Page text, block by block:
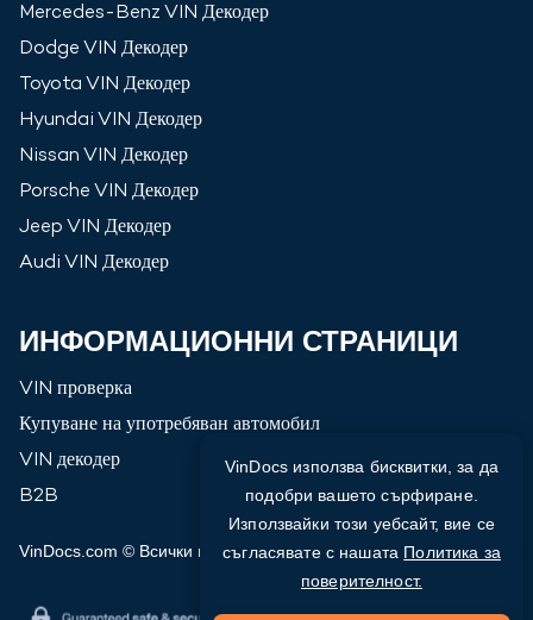
VinDocs използва бисквитки, за да
подобри вашето сърфиране.
Използвайки този уебсайт, вие се
съгласявате с нашата Политика за
поверителност.
Mercedes-Benz VIN Декодер
Dodge VIN Декодер
Toyota VIN Декодер
Hyundai VIN Декодер
Nissan VIN Декодер
Porsche VIN Декодер
Jeep VIN Декодер
Audi VIN Декодер
ИНФОРМАЦИОННИ СТРАНИЦИ
VIN проверка
Купуване на употребяван автомобил
VIN декодер
B2B
VinDocs.com © Всички права запазени 2026